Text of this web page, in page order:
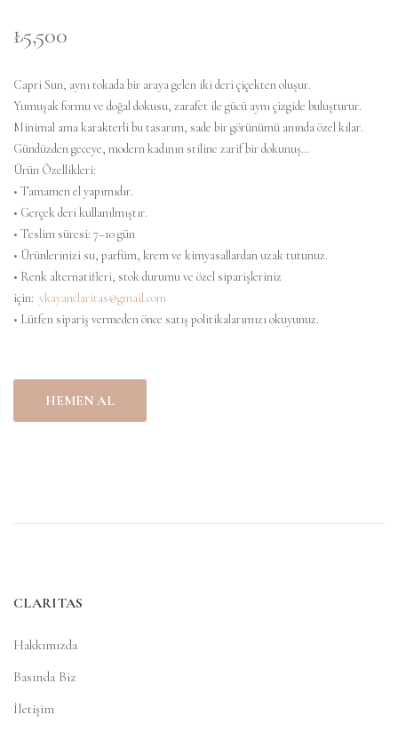
₺5,500
Capri Sun, aynı tokada bir araya gelen iki deri çiçekten oluşur.
Yumuşak formu ve doğal dokusu, zarafet ile gücü aynı çizgide buluşturur.
Minimal ama karakterli bu tasarım, sade bir görünümü anında özel kılar.
Gündüzden geceye, modern kadının stiline zarif bir dokunuş…
Ürün Özellikleri:
• Tamamen el yapımıdır.
• Gerçek deri kullanılmıştır.
• Teslim süresi: 7–10 gün
• Ürünlerinizi su, parfüm, krem ve kimyasallardan uzak tutunuz.
• Renk alternatifleri, stok durumu ve özel siparişleriniz
için: ykayanclaritas@gmail.com
• Lütfen sipariş vermeden önce satış politikalarımızı okuyunuz.
HEMEN AL
CLARITAS
Hakkımızda
Basında Biz
İletişim